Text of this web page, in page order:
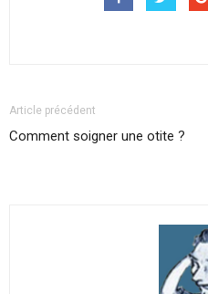
Article précédent
Comment soigner une otite ?